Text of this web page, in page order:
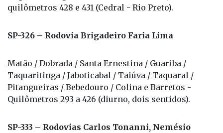
quilômetros 428 e 431 (Cedral - Rio Preto).
SP-326 – Rodovia Brigadeiro Faria Lima
Matão / Dobrada / Santa Ernestina / Guariba /
Taquaritinga / Jaboticabal / Taiúva / Taquaral /
Pitangueiras / Bebedouro / Colina e Barretos -
Quilômetros 293 a 426 (diurno, dois sentidos).
SP-333 – Rodovias Carlos Tonanni, Nemésio